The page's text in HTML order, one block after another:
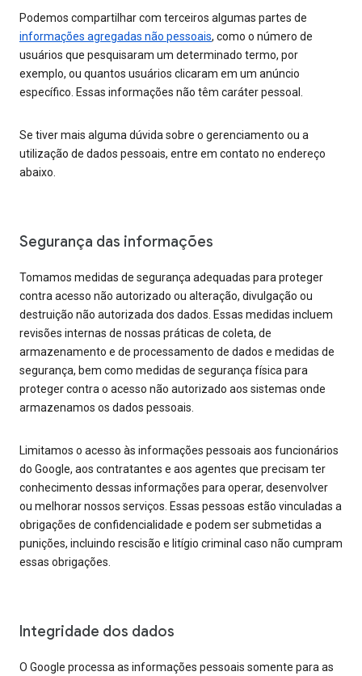
Podemos compartilhar com terceiros algumas partes de
informações agregadas não pessoais, como o número de
usuários que pesquisaram um determinado termo, por
exemplo, ou quantos usuários clicaram em um anúncio
específico. Essas informações não têm caráter pessoal.
Se tiver mais alguma dúvida sobre o gerenciamento ou a
utilização de dados pessoais, entre em contato no endereço
abaixo.
Segurança das informações
Tomamos medidas de segurança adequadas para proteger
contra acesso não autorizado ou alteração, divulgação ou
destruição não autorizada dos dados. Essas medidas incluem
revisões internas de nossas práticas de coleta, de
armazenamento e de processamento de dados e medidas de
segurança, bem como medidas de segurança física para
proteger contra o acesso não autorizado aos sistemas onde
armazenamos os dados pessoais.
Limitamos o acesso às informações pessoais aos funcionários
do Google, aos contratantes e aos agentes que precisam ter
conhecimento dessas informações para operar, desenvolver
ou melhorar nossos serviços. Essas pessoas estão vinculadas a
obrigações de confidencialidade e podem ser submetidas a
punições, incluindo rescisão e litígio criminal caso não cumpram
essas obrigações.
Integridade dos dados
O Google processa as informações pessoais somente para as